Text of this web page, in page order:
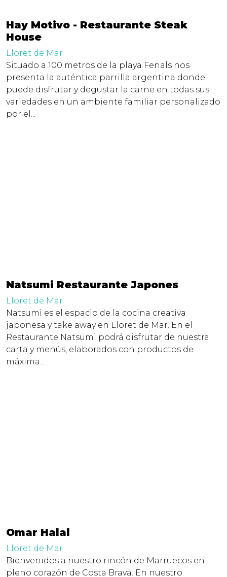
Hay Motivo - Restaurante Steak
House
Lloret de Mar
Situado a 100 metros de la playa Fenals nos
presenta la auténtica parrilla argentina donde
puede disfrutar y degustar la carne en todas sus
variedades en un ambiente familiar personalizado
por el...
Natsumi Restaurante Japones
Lloret de Mar
Natsumi es el espacio de la cocina creativa
japonesa y take away en Lloret de Mar. En el
Restaurante Natsumi podrá disfrutar de nuestra
carta y menús, elaborados con productos de
máxima...
Omar Halal
Lloret de Mar
Bienvenidos a nuestro rincón de Marruecos en
pleno corazón de Costa Brava. En nuestro